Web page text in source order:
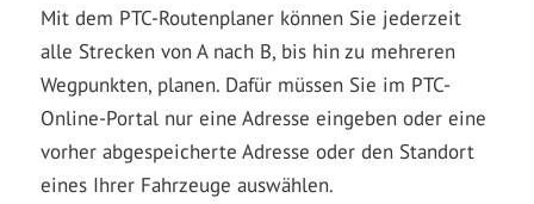
Mit dem PTC-Routenplaner können Sie jederzeit
alle Strecken von A nach B, bis hin zu mehreren
Wegpunkten, planen. Dafür müssen Sie im PTC-
Online-Portal nur eine Adresse eingeben oder eine
vorher abgespeicherte Adresse oder den Standort
eines Ihrer Fahrzeuge auswählen.